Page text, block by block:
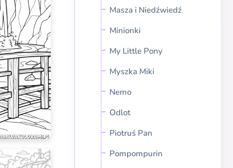
Masza i Niedźwiedź
Minionki
My Little Pony
Myszka Miki
Nemo
Odlot
Piotruś Pan
Pompompurin